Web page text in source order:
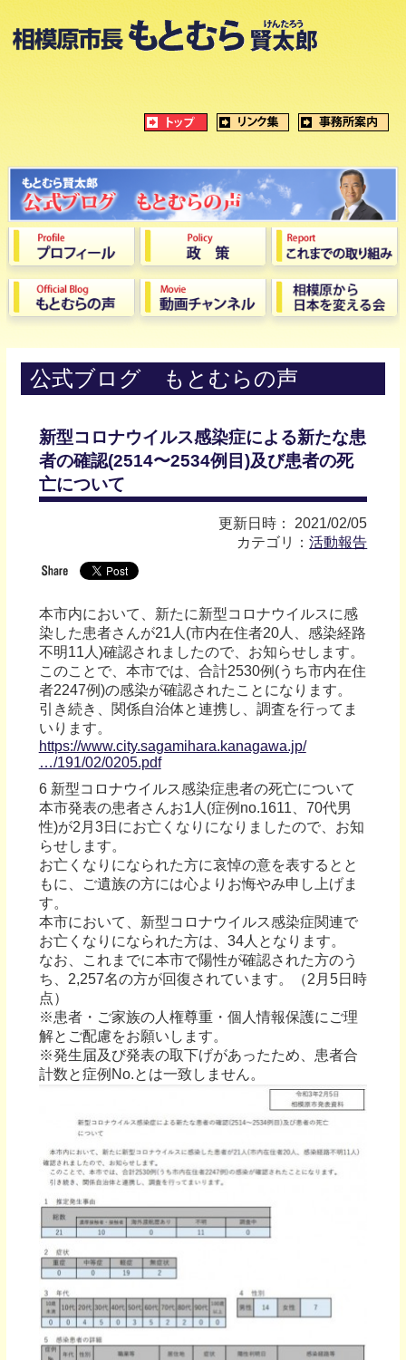
公式ブログ もとむらの声
新型コロナウイルス感染症による新たな患
者の確認(2514〜2534例⽬)及び患者の死
亡について
更新日時： 2021/02/05
カテゴリ：活動報告
本市内において、新たに新型コロナウイルスに感
染した患者さんが21人(市内在住者20人、感染経路
不明11人)確認されましたので、お知らせします。
このことで、本市では、合計2530例(うち市内在住
者2247例)の感染が確認されたことになります。
引き続き、関係自治体と連携し、調査を行ってま
いります。
https://www.city.sagamihara.kanagawa.jp/
…/191/02/0205.pdf
6 新型コロナウイルス感染症患者の死亡について
本市発表の患者さんお1人(症例no.1611、70代男
性)が2月3日にお亡くなりになりましたので、お知
らせします。
お亡くなりになられた方に哀悼の意を表するとと
もに、ご遺族の方には心よりお悔やみ申し上げま
す。
本市において、新型コロナウイルス感染症関連で
お亡くなりになられた方は、34人となります。
なお、これまでに本市で陽性が確認された方のう
ち、2,257名の方が回復されています。（2月5日時
点）
※患者・ご家族の人権尊重・個人情報保護にご理
解とご配慮をお願いします。
※発生届及び発表の取下げがあったため、患者合
計数と症例No.とは一致しません。